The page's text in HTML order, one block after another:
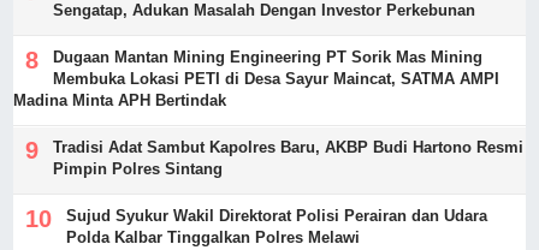
Sengatap, Adukan Masalah Dengan Investor Perkebunan
Dugaan Mantan Mining Engineering PT Sorik Mas Mining
Membuka Lokasi PETI di Desa Sayur Maincat, SATMA AMPI
Madina Minta APH Bertindak
Tradisi Adat Sambut Kapolres Baru, AKBP Budi Hartono Resmi
Pimpin Polres Sintang
Sujud Syukur Wakil Direktorat Polisi Perairan dan Udara
Polda Kalbar Tinggalkan Polres Melawi